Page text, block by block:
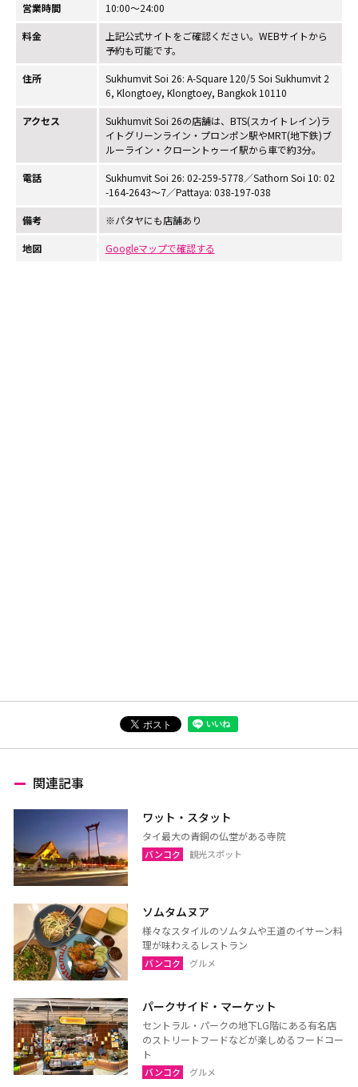
営業時間 10:00～24:00
料金
上記公式サイトをご確認ください。WEBサイトから
予約も可能です。
住所
Sukhumvit Soi 26: A-Square 120/5 Soi Sukhumvit 2
6, Klongtoey, Klongtoey, Bangkok 10110
アクセス
Sukhumvit Soi 26の店舗は、BTS(スカイトレイン)ラ
イトグリーンライン・プロンポン駅やMRT(地下鉄)ブ
ルーライン・クローントゥーイ駅から車で約3分。
電話
Sukhumvit Soi 26: 02-259-5778／Sathorn Soi 10: 02
-164-2643～7／Pattaya: 038-197-038
備考 ※パタヤにも店舗あり
地図 Googleマップで確認する
関連記事
ワット・スタット
タイ最大の青銅の仏堂がある寺院
バンコク 観光スポット
ソムタムヌア
様々なスタイルのソムタムや王道のイサーン料
理が味わえるレストラン
バンコク グルメ
パークサイド・マーケット
セントラル・パークの地下LG階にある有名店
のストリートフードなどが楽しめるフードコー
ト
バンコク グルメ